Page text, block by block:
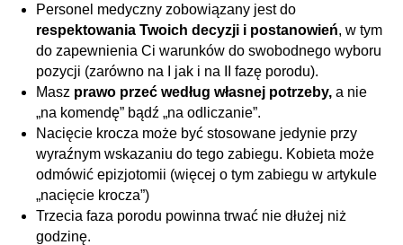
Personel medyczny zobowiązany jest do
respektowania Twoich decyzji i postanowień, w tym
do zapewnienia Ci warunków do swobodnego wyboru
pozycji (zarówno na I jak i na II fazę porodu).
Masz prawo przeć według własnej potrzeby, a nie
„na komendę” bądź „na odliczanie”.
Nacięcie krocza może być stosowane jedynie przy
wyraźnym wskazaniu do tego zabiegu. Kobieta może
odmówić epizjotomii (więcej o tym zabiegu w artykule
„nacięcie krocza”)
Trzecia faza porodu powinna trwać nie dłużej niż
godzinę.